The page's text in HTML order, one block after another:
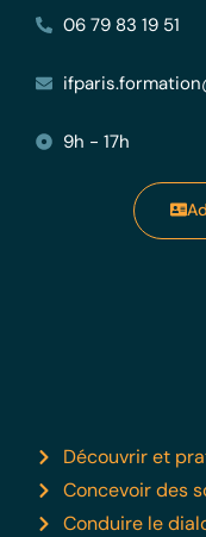
06 79 83 19 51
9h - 17h
Découvrir et
Concevoir des
Conduire le